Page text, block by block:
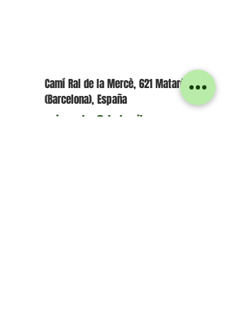
Camí Ral de la Mercè, 621 Mataró 08302
(Barcelona), España
quimmotor@ hotmail.com